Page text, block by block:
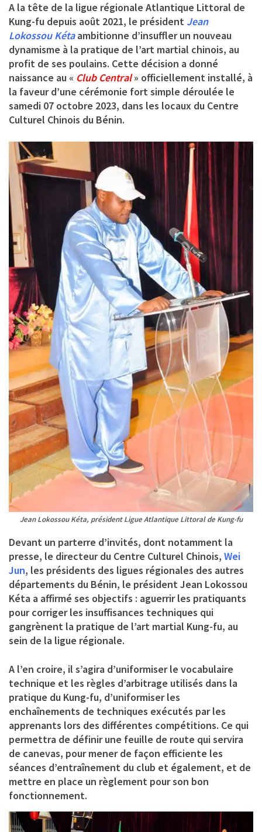
A la tête de la ligue régionale Atlantique Littoral de
Kung-fu depuis août 2021, le président Jean
Lokossou Kétaambitionne d’insuffler un nouveau
dynamisme à la pratique de l’art martial chinois, au
profit de ses poulains. Cette décision a donné
naissance au « Club Central» officiellement installé, à
la faveur d’une cérémonie fort simple déroulée le
samedi 07 octobre 2023, dans les locaux du Centre
Culturel Chinois du Bénin.
Jean Lokossou Kéta, président Ligue Atlantique Littoral de Kung-fu
Devant un parterre d’invités, dont notamment la
presse, le directeur du Centre Culturel Chinois, Wei
Jun, les présidents des ligues régionales des autres
départements du Bénin, le président Jean Lokossou
Kéta a affirmé ses objectifs : aguerrir les pratiquants
pour corriger les insuffisances techniques qui
gangrènent la pratique de l’art martial Kung-fu, au
sein de la ligue régionale.
A l’en croire, il s’agira d’uniformiser le vocabulaire
technique et les règles d’arbitrage utilisés dans la
pratique du Kung-fu, d’uniformiser les
enchaînements de techniques exécutés par les
apprenants lors des différentes compétitions. Ce qui
permettra de définir une feuille de route qui servira
de canevas, pour mener de façon efficiente les
séances d’entraînement du club et également, et de
mettre en place un règlement pour son bon
fonctionnement.